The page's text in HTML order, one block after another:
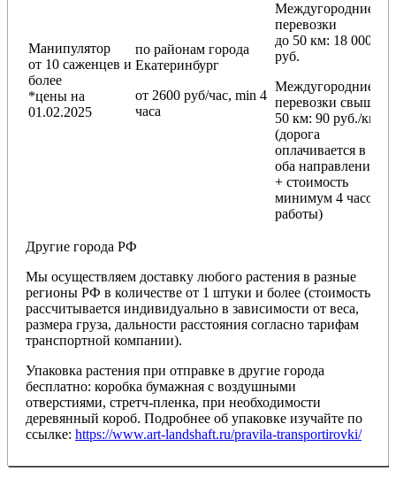
Манипулятор
от 10 саженцев и
более
*цены на
01.02.2025
по районам города
Екатеринбург
от 2600 руб/час, min 4
часа
Междугородние
перевозки
до 50 км: 18 000
руб.
Междугородние
перевозки свыше
50 км: 90 руб./км
(дорога
оплачивается в
оба направления
+ стоимость
минимум 4 часов
работы)
Другие города РФ
Мы осуществляем доставку любого растения в разные
регионы РФ в количестве от 1 штуки и более (стоимость
рассчитывается индивидуально в зависимости от веса,
размера груза, дальности расстояния согласно тарифам
транспортной компании).
Упаковка растения при отправке в другие города
бесплатно: коробка бумажная с воздушными
отверстиями, стретч-пленка, при необходимости
деревянный короб. Подробнее об упаковке изучайте по
ссылке: https://www.art-landshaft.ru/pravila-transportirovki/